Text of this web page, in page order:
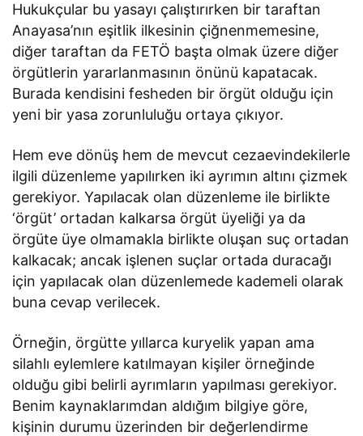
Hukukçular bu yasayı çalıştırırken bir taraftan
Anayasa’nın eşitlik ilkesinin çiğnenmemesine,
diğer taraftan da FETÖ başta olmak üzere diğer
örgütlerin yararlanmasının önünü kapatacak.
Burada kendisini fesheden bir örgüt olduğu için
yeni bir yasa zorunluluğu ortaya çıkıyor.
Hem eve dönüş hem de mevcut cezaevindekilerle
ilgili düzenleme yapılırken iki ayrımın altını çizmek
gerekiyor. Yapılacak olan düzenleme ile birlikte
‘örgüt’ ortadan kalkarsa örgüt üyeliği ya da
örgüte üye olmamakla birlikte oluşan suç ortadan
kalkacak; ancak işlenen suçlar ortada duracağı
için yapılacak olan düzenlemede kademeli olarak
buna cevap verilecek.
Örneğin, örgütte yıllarca kuryelik yapan ama
silahlı eylemlere katılmayan kişiler örneğinde
olduğu gibi belirli ayrımların yapılması gerekiyor.
Benim kaynaklarımdan aldığım bilgiye göre,
kişinin durumu üzerinden bir değerlendirme